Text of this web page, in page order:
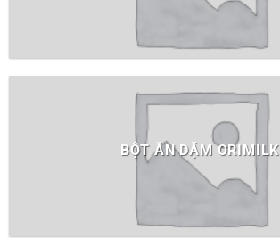
BỘT ĂN DẶM ORIMILK